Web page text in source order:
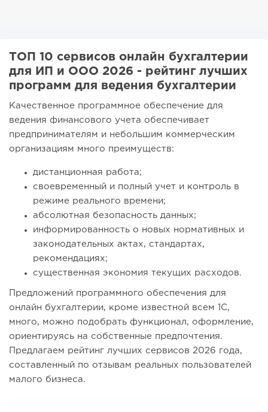
ТОП 10 сервисов онлайн бухгалтерии
для ИП и ООО 2026 - рейтинг лучших
программ для ведения бухгалтерии
Качественное программное обеспечение для
ведения финансового учета обеспечивает
предпринимателям и небольшим коммерческим
организациям много преимуществ:
дистанционная работа;
своевременный и полный учет и контроль в
режиме реального времени;
абсолютная безопасность данных;
информированность о новых нормативных и
законодательных актах, стандартах,
рекомендациях;
существенная экономия текущих расходов.
Предложений программного обеспечения для
онлайн бухгалтерии, кроме известной всем 1С,
много, можно подобрать функционал, оформление,
ориентируясь на собственные предпочтения.
Предлагаем рейтинг лучших сервисов 2026 года,
составленный по отзывам реальных пользователей
малого бизнеса.